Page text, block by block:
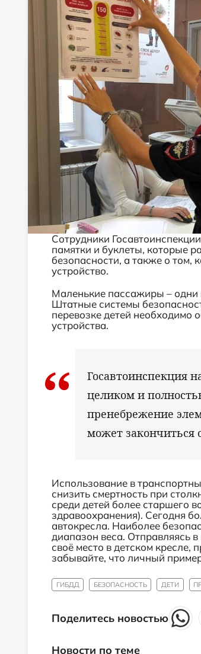
Сотрудники
памятки и буклеты, которые
безопасности, а также о том,
устройство.
Маленькие пассажиры – одни
Штатные системы
перевозке детей необходимо
устройства.
Госавтоинспекция
целиком и
пренебрежение
может закончиться
Использование в
снизить смертность при
среди детей более старшего
здравоохранения). Сегодня
автокресла. Наиболее
диапазон веса. Отправляясь
своё место в детском кресле,
забывайте, что личный
ГИБДД БЕЗОПАСНОСТЬ ДЕТИ
Поделитесь новостью
Новости по теме